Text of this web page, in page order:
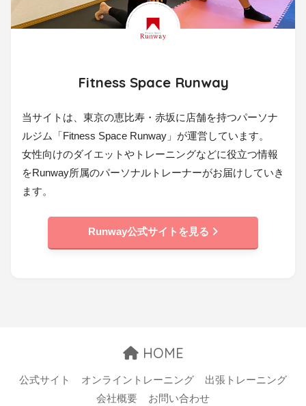
Fitness Space Runway
当サイトは、東京の恵比寿・赤坂に店舗を持つパーソナ
ルジム「Fitness Space Runway」が運営しています。
女性向けのダイエットやトレーニングなどに役立つ情報
をRunway所属のパーソナルトレーナーがお届けしていき
ます。
Runway公式サイトを見る
HOME
公式サイト オンライントレーニング
出張トレーニング
会社概要
お問い合わせ